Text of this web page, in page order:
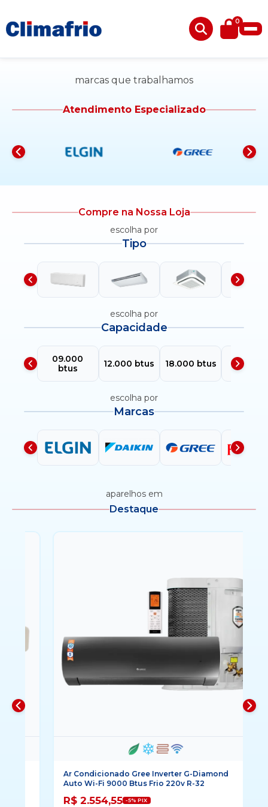
0
marcas que trabalhamos
Atendimento Especializado
Compre na Nossa Loja
escolha por
Tipo
escolha por
Capacidade
09.000
btus
12.000 btus 18.000 btus
24.000
btus
escolha por
Marcas
aparelhos em
Destaque
Ar Condicionado Gree Inverter G-Diamond
Auto Wi-Fi 9000 Btus Frio 220v R-32
R$ 2.554,55 -5% PIX